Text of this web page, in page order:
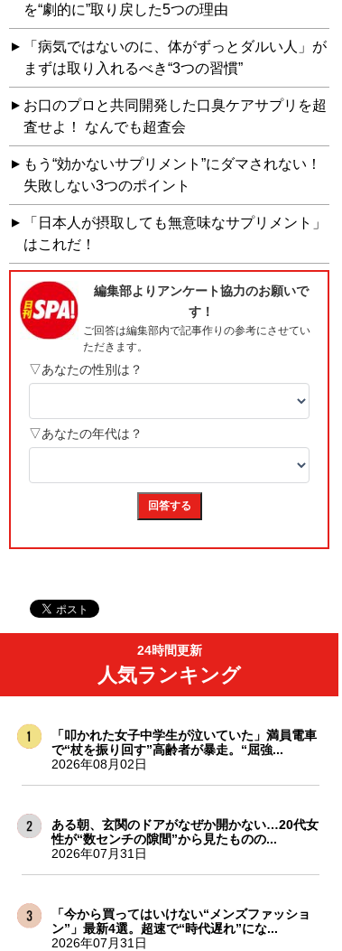
を“劇的に”取り戻した5つの理由
「病気ではないのに、体がずっとダルい人」が
まずは取り入れるべき“3つの習慣”
お口のプロと共同開発した口臭ケアサプリを超
査せよ！ なんでも超査会
もう“効かないサプリメント”にダマされない！
失敗しない3つのポイント
「日本人が摂取しても無意味なサプリメント」
はこれだ！
24時間更新
人気ランキング
「叩かれた女子中学生が泣いていた」満員電車
で“杖を振り回す”高齢者が暴走。“屈強...
2026年08月02日
ある朝、玄関のドアがなぜか開かない…20代女
性が“数センチの隙間”から見たものの...
2026年07月31日
「今から買ってはいけない“メンズファッショ
ン”」最新4選。超速で“時代遅れ”にな...
2026年07月31日